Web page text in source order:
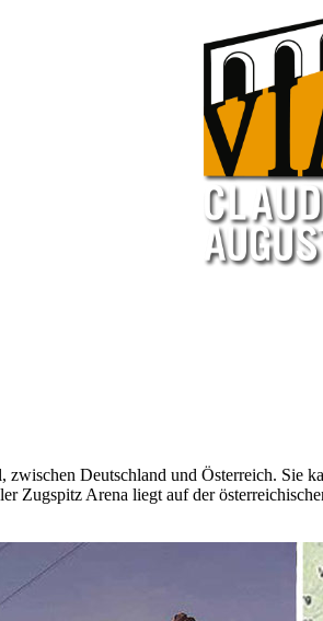
Deutschland und Österreich. Sie
Zugspitz Arena liegt auf der